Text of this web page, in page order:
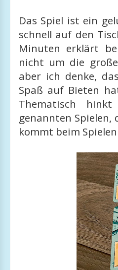
Das Spiel ist ein
schnell auf den
Minuten erklärt
nicht um die
aber ich denke,
Spaß auf Bieten
Thematisch
genannten Spielen,
kommt beim